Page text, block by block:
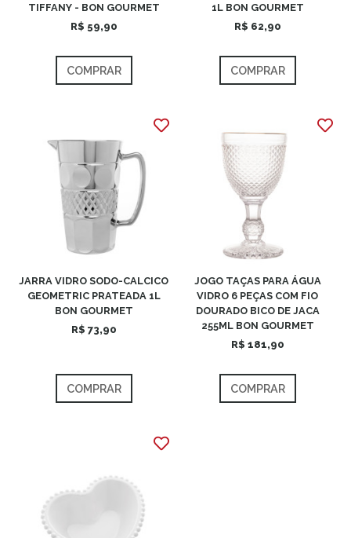
TIFFANY - BON GOURMET
R$ 59,90
COMPRAR
1L BON GOURMET
R$ 62,90
COMPRAR
JARRA VIDRO SODO-CALCICO
GEOMETRIC PRATEADA 1L
BON GOURMET
R$ 73,90
COMPRAR
JOGO TAÇAS PARA ÁGUA
VIDRO 6 PEÇAS COM FIO
DOURADO BICO DE JACA
255ML BON GOURMET
R$ 181,90
COMPRAR